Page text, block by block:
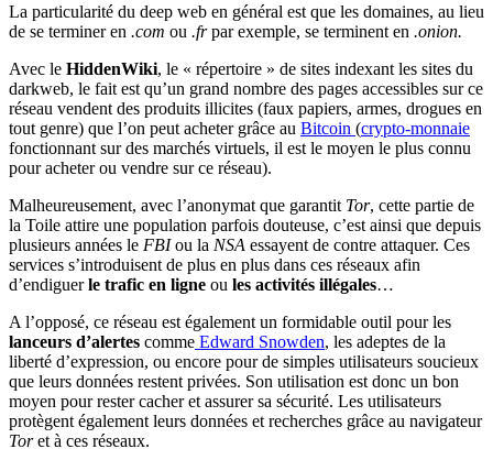
La particularité du deep web en général est que les domaines, au lieu
de se terminer en .com ou .frpar exemple, se terminent en .onion.
Avec le HiddenWiki, le « répertoire » de sites indexant les sites du
darkweb, le fait est qu’un grand nombre des pages accessibles sur ce
réseau vendent des produits illicites (faux papiers, armes, drogues en
tout genre) que l’on peut acheter grâce au Bitcoin (crypto-monnaie
fonctionnant sur des marchés virtuels, il est le moyen le plus connu
pour acheter ou vendre sur ce réseau).
Malheureusement, avec l’anonymat que garantit Tor, cette partie de
la Toile attire une population parfois douteuse, c’est ainsi que depuis
plusieurs années le FBIou la NSA essayent de contre attaquer. Ces
services s’introduisent de plus en plus dans ces réseaux afin
d’endiguerle trafic en ligne ou les activités illégales…
A l’opposé, ce réseau est également un formidable outil pour les
lanceurs d’alertes comme Edward Snowden, les adeptes de la
liberté d’expression, ou encore pour de simples utilisateurs soucieux
que leurs données restent privées. Son utilisation est donc un bon
moyen pour rester cacher et assurer sa sécurité. Les utilisateurs
protègent également leurs données et recherches grâce au navigateur
Toret à ces réseaux.